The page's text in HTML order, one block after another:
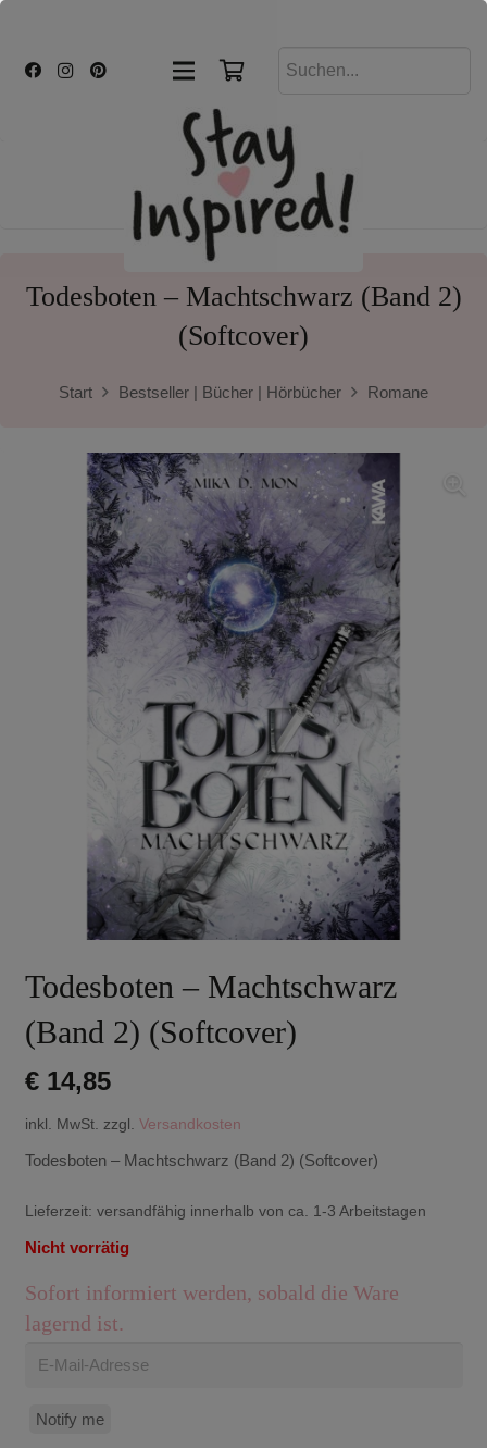
Todesboten – Machtschwarz (Band 2)
(Softcover)
Start Bestseller | Bücher | Hörbücher Romane
Todesboten – Machtschwarz
(Band 2) (Softcover)
€14,85
inkl. MwSt. zzgl. Versandkosten
Todesboten – Machtschwarz (Band 2) (Softcover)
Lieferzeit: versandfähig innerhalb von ca. 1-3 Arbeitstagen
Nicht vorrätig
Sofort informiert werden, sobald die Ware
lagernd ist.
Notify me